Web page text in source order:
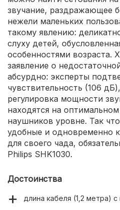
звучание, раздражающее
нежели маленьких
такому явлению:
слуху детей,
особенностями возраста.
заявление о
абсурдно: эксперты
чувствительность (106
регулировка мощности
находятся на
наушников уровне. Так
удобные и одновременно
для своего чада,
Philips SHK1030.
Достоинства
длина кабеля (1,2 метра) с